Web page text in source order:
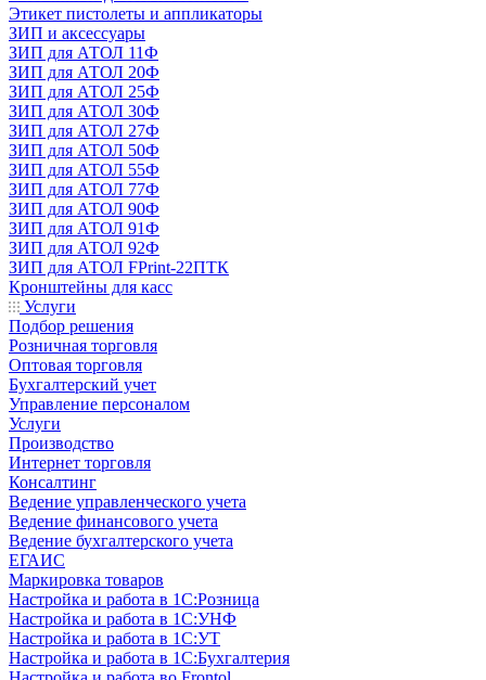
Этикет пистолеты и аппликаторы
ЗИП и аксессуары
ЗИП для АТОЛ 11Ф
ЗИП для АТОЛ 20Ф
ЗИП для АТОЛ 25Ф
ЗИП для АТОЛ 30Ф
ЗИП для АТОЛ 27Ф
ЗИП для АТОЛ 50Ф
ЗИП для АТОЛ 55Ф
ЗИП для АТОЛ 77Ф
ЗИП для АТОЛ 90Ф
ЗИП для АТОЛ 91Ф
ЗИП для АТОЛ 92Ф
ЗИП для АТОЛ FPrint-22ПТК
Кронштейны для касс
Услуги
Подбор решения
Розничная торговля
Оптовая торговля
Бухгалтерский учет
Управление персоналом
Услуги
Производство
Интернет торговля
Консалтинг
Ведение управленческого учета
Ведение финансового учета
Ведение бухгалтерского учета
ЕГАИС
Маркировка товаров
Настройка и работа в 1С:Розница
Настройка и работа в 1С:УНФ
Настройка и работа в 1С:УТ
Настройка и работа в 1С:Бухгалтерия